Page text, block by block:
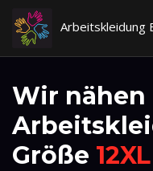
Arbeitskleidung
Wir nähen
Größe 12XL